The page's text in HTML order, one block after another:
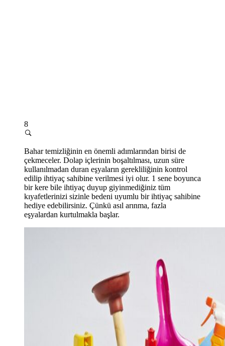
8
Bahar temizliğinin en önemli adımlarından birisi de
çekmeceler. Dolap içlerinin boşaltılması, uzun süre
kullanılmadan duran eşyaların gerekliliğinin kontrol
edilip ihtiyaç sahibine verilmesi iyi olur. 1 sene boyunca
bir kere bile ihtiyaç duyup giyinmediğiniz tüm
kıyafetlerinizi sizinle bedeni uyumlu bir ihtiyaç sahibine
hediye edebilirsiniz. Çünkü asıl arınma, fazla
eşyalardan kurtulmakla başlar.